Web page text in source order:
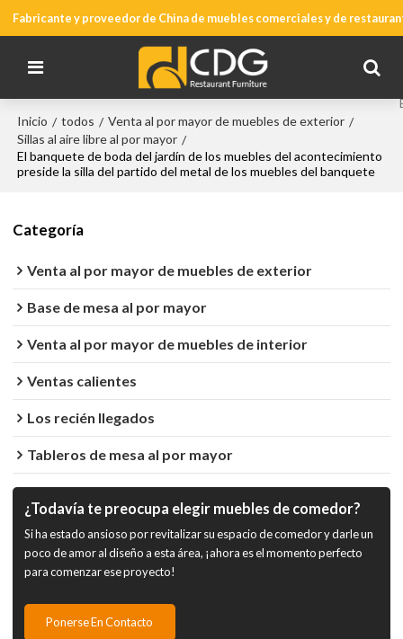
Fabricante y proveedor de China de muebles comerciales y de
Inicio / todos / Venta al por mayor de muebles de exterior /
Sillas al aire libre al por mayor /
El banquete de boda del jardín de los muebles del acontecimiento
preside la silla del partido del metal de los muebles del banquete
Categoría
Venta al por mayor de muebles de exterior
Base de mesa al por mayor
Venta al por mayor de muebles de interior
Ventas calientes
Los recién llegados
Tableros de mesa al por mayor
¿Todavía te preocupa elegir muebles de comedor?
Si ha estado ansioso por revitalizar su espacio de comedor y darle un
poco de amor al diseño a esta área, ¡ahora es el momento perfecto
para comenzar ese proyecto!
Ponerse En Contacto